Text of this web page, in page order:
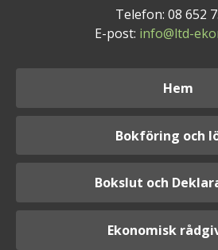
Telefon: 08 652
E-post: info@ltd-
Hem
Bokföring och
Bokslut och
Ekonomisk